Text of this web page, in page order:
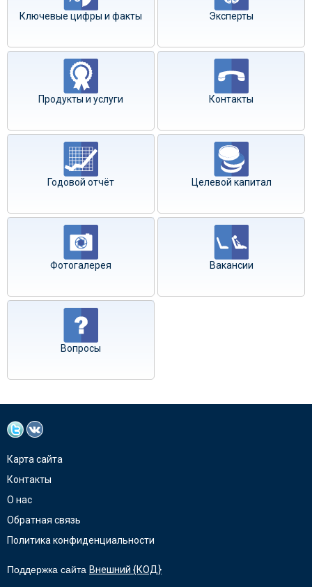
Ключевые цифры и факты Эксперты
Продукты и услуги Контакты
Годовой отчёт Целевой капитал
Фотогалерея Вакансии
Вопросы
Карта сайта
Контакты
О нас
Обратная связь
Политика конфиденциальности
Поддержка сайта Внешний {КОД}